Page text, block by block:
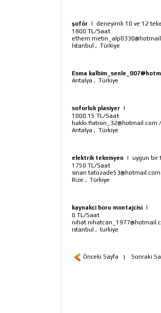
şoför | deneyimli 10 ve 12
1800 TL/Saat
ethem
İstanbul , Türkiye
Esma
Antalya , Türkiye
soforluk plasiyer |
1000.15 TL/Saat
hakkı flatron_32@hotmail.com
Antalya , Türkiye
elektrik teknisyen | uygun bir
1750 TL/Saat
sinan tatozade53@hotmail.com
Rize , Türkiye
kaynakci boru montajcisi |
0 TL/Saat
nihat
istanbul ,turkiye
Önceki Sayfa | Sonraki